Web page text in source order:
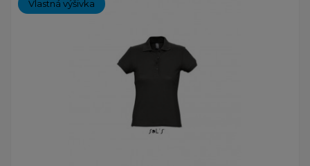
Vlastná výšivka